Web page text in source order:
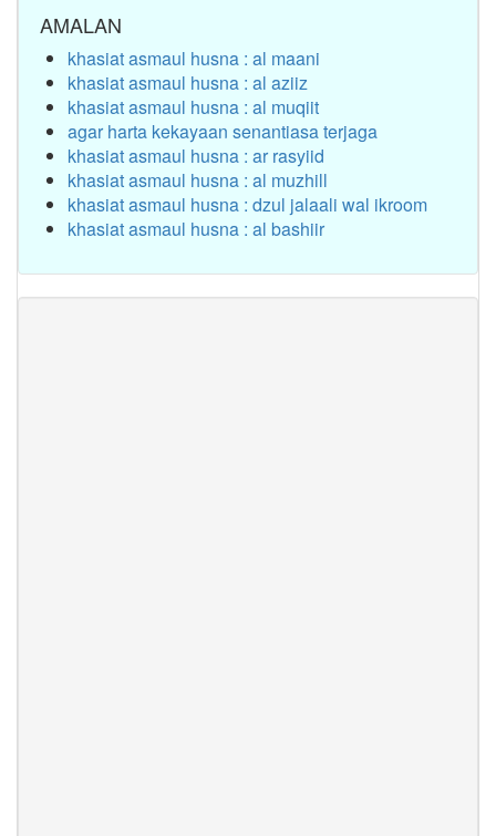
AMALAN
khasiat asmaul husna : al maani
khasiat asmaul husna : al aziiz
khasiat asmaul husna : al muqiit
agar harta kekayaan senantiasa terjaga
khasiat asmaul husna : ar rasyiid
khasiat asmaul husna : al muzhill
khasiat asmaul husna : dzul jalaali wal ikroom
khasiat asmaul husna : al bashiir